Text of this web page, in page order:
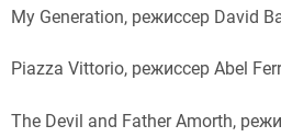
My Generation, режиссер David
Piazza Vittorio, режиссер Abel
The Devil and Father Amorth,